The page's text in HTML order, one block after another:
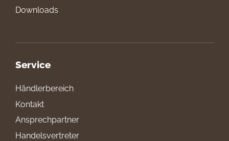
Downloads
Service
Händlerbereich
Kontakt
Ansprechpartner
Handelsvertreter